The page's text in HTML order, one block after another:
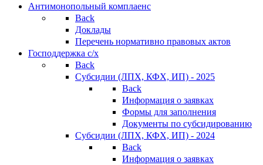
Антимонопольный комплаенс
Back
Доклады
Перечень нормативно правовых актов
Господдержка с/х
Back
Субсидии (ЛПХ, КФХ, ИП) - 2025
Back
Информация о заявках
Формы для заполнения
Документы по субсидированию
Субсидии (ЛПХ, КФХ, ИП) - 2024
Back
Информация о заявках